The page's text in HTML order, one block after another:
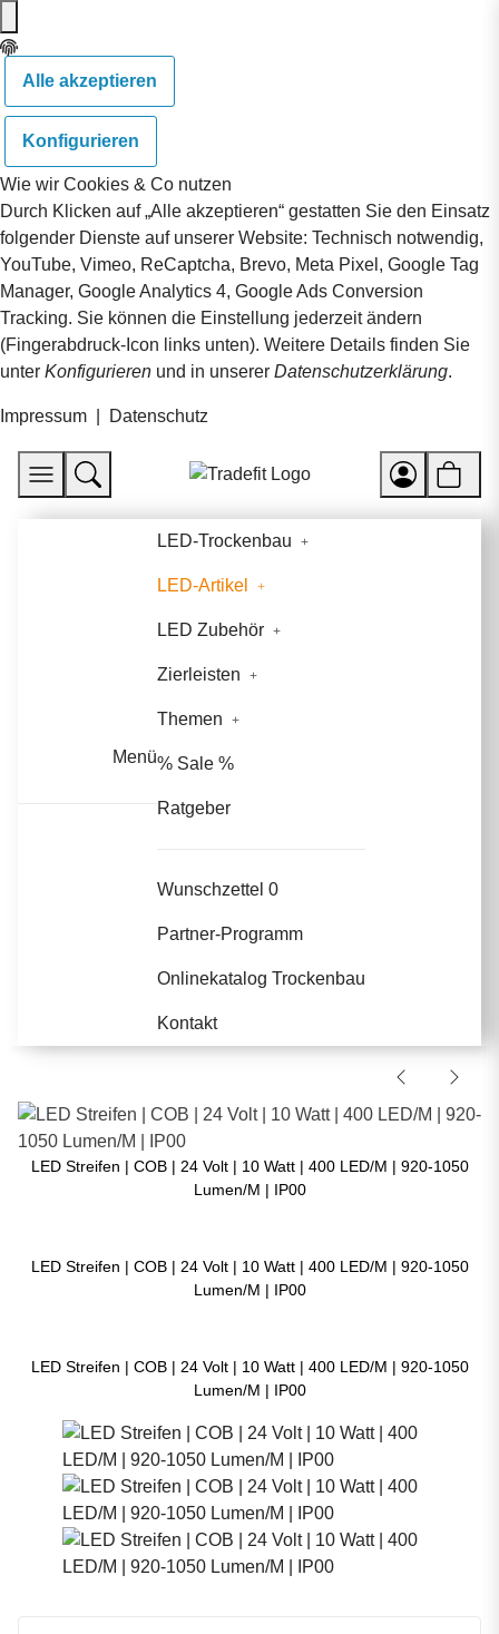
Alle akzeptieren
Konfigurieren
Wie wir Cookies & Co nutzen
Durch Klicken auf „Alle akzeptieren“ gestatten Sie den Einsatz
folgender Dienste auf unserer Website: Technisch notwendig,
YouTube, Vimeo, ReCaptcha, Brevo, Meta Pixel, Google Tag
Manager, Google Analytics 4, Google Ads Conversion
Tracking. Sie können die Einstellung jederzeit ändern
(Fingerabdruck-Icon links unten). Weitere Details finden Sie
unter Konfigurieren und in unserer Datenschutzerklärung.
Impressum Datenschutz
Menü
LED-Trockenbau
LED-Artikel
LED Zubehör
Zierleisten
Themen
% Sale %
Ratgeber
Wunschzettel 0
Partner-Programm
Onlinekatalog Trockenbau
Kontakt
LED Streifen | COB | 24 Volt | 10 Watt | 400 LED/M | 920-1050
Lumen/M | IP00
LED Streifen | COB | 24 Volt | 10 Watt | 400 LED/M | 920-1050
Lumen/M | IP00
LED Streifen | COB | 24 Volt | 10 Watt | 400 LED/M | 920-1050
Lumen/M | IP00